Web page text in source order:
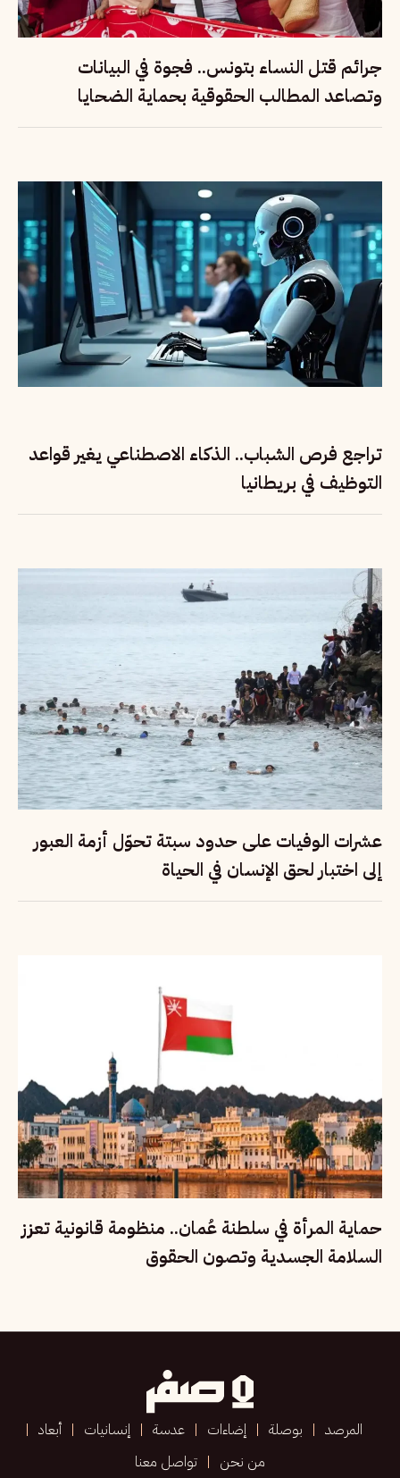
جرائم قتل النساء بتونس.. فجوة في البيانات
وتصاعد المطالب الحقوقية بحماية الضحايا
تراجع فرص الشباب.. الذكاء الاصطناعي يغير قواعد
التوظيف في بريطانيا
عشرات الوفيات على حدود سبتة تحوّل أزمة العبور
إلى اختبار لحق الإنسان في الحياة
حماية المرأة في سلطنة عُمان.. منظومة قانونية تعزز
السلامة الجسدية وتصون الحقوق
المرصد بوصلة إضاءات عدسة إنسانيات
أبعاد
من نحن
تواصل معنا